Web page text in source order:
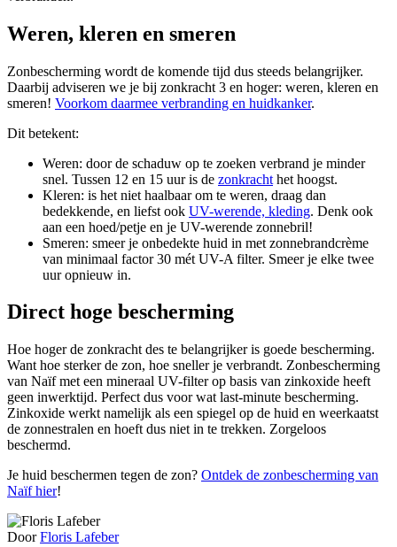
Weren, kleren en smeren
Zonbescherming wordt de komende tijd dus steeds belangrijker.
Daarbij adviseren we je bij zonkracht 3 en hoger: weren, kleren en
smeren! Voorkom daarmee verbranding en huidkanker.
Dit betekent:
Weren: door de schaduw op te zoeken verbrand je minder
snel. Tussen 12 en 15 uur is de zonkracht het hoogst.
Kleren: is het niet haalbaar om te weren, draag dan
bedekkende, en liefst ook UV-werende, kleding. Denk ook
aan een hoed/petje en je UV-werende zonnebril!
Smeren: smeer je onbedekte huid in met zonnebrandcrème
van minimaal factor 30 mét UV-A filter. Smeer je elke twee
uur opnieuw in.
Direct hoge bescherming
Hoe hoger de zonkracht des te belangrijker is goede bescherming.
Want hoe sterker de zon, hoe sneller je verbrandt. Zonbescherming
van Naïf met een mineraal UV-filter op basis van zinkoxide heeft
geen inwerktijd. Perfect dus voor wat last-minute bescherming.
Zinkoxide werkt namelijk als een spiegel op de huid en weerkaatst
de zonnestralen en hoeft dus niet in te trekken. Zorgeloos
beschermd.
Je huid beschermen tegen de zon? Ontdek de zonbescherming van
Naïf hier!
DoorFloris Lafeber